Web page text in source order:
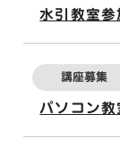
水引教室参
講座募集
パソコン